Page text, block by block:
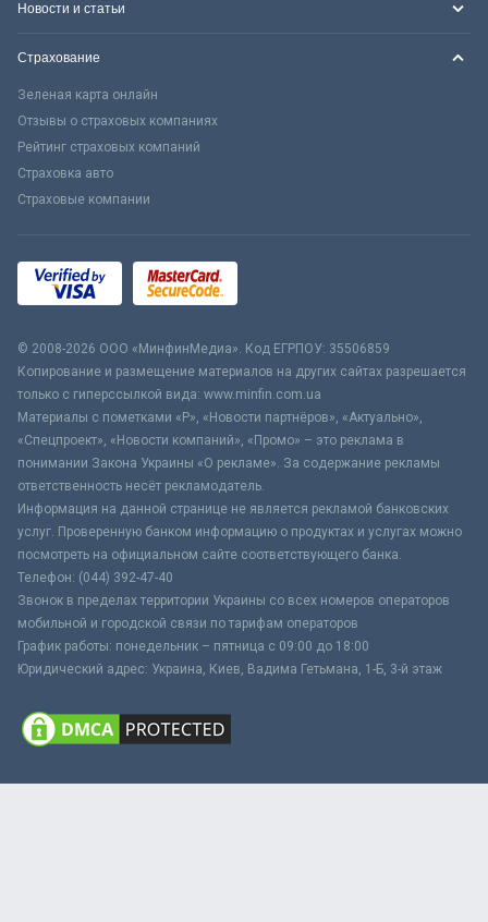
Новости и статьи
Страхование
Зеленая карта онлайн
Отзывы о страховых компаниях
Рейтинг страховых компаний
Страховка авто
Страховые компании
© 2008-2026 ООО «МинфинМедиа». Код ЕГРПОУ: 35506859
Копирование и размещение материалов на других сайтах разрешается
только с гиперссылкой вида: www.minfin.com.ua
Материалы с пометками «Р», «Новости партнёров», «Актуально»,
«Спецпроект», «Новости компаний», «Промо» – это реклама в
понимании Закона Украины «О рекламе». За содержание рекламы
ответственность несёт рекламодатель.
Информация на данной странице не является рекламой банковских
услуг. Проверенную банком информацию о продуктах и услугах можно
посмотреть на официальном сайте соответствующего банка.
Телефон: (044) 392-47-40
Звонок в пределах территории Украины со всех номеров операторов
мобильной и городской связи по тарифам операторов
График работы: понедельник – пятница с 09:00 до 18:00
Юридический адрес: Украина, Киев, Вадима Гетьмана, 1-Б, 3-й этаж